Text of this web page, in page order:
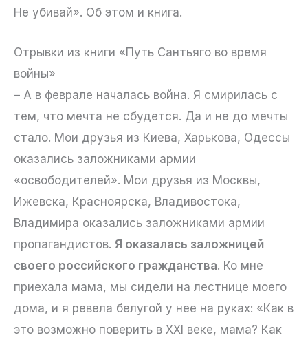
Не убивай». Об этом и книга.
Отрывки из книги «Путь Сантьяго во время
войны»
– А в феврале началась война. Я смирилась с
тем, что мечта не сбудется. Да и не до мечты
стало. Мои друзья из Киева, Харькова, Одессы
оказались заложниками армии
«освободителей». Мои друзья из Москвы,
Ижевска, Красноярска, Владивостока,
Владимира оказались заложниками армии
пропагандистов. Я оказалась заложницей
своего российского гражданства. Ко мне
приехала мама, мы сидели на лестнице моего
дома, и я ревела белугой у нее на руках: «Как в
это возможно поверить в XXI веке, мама? Как